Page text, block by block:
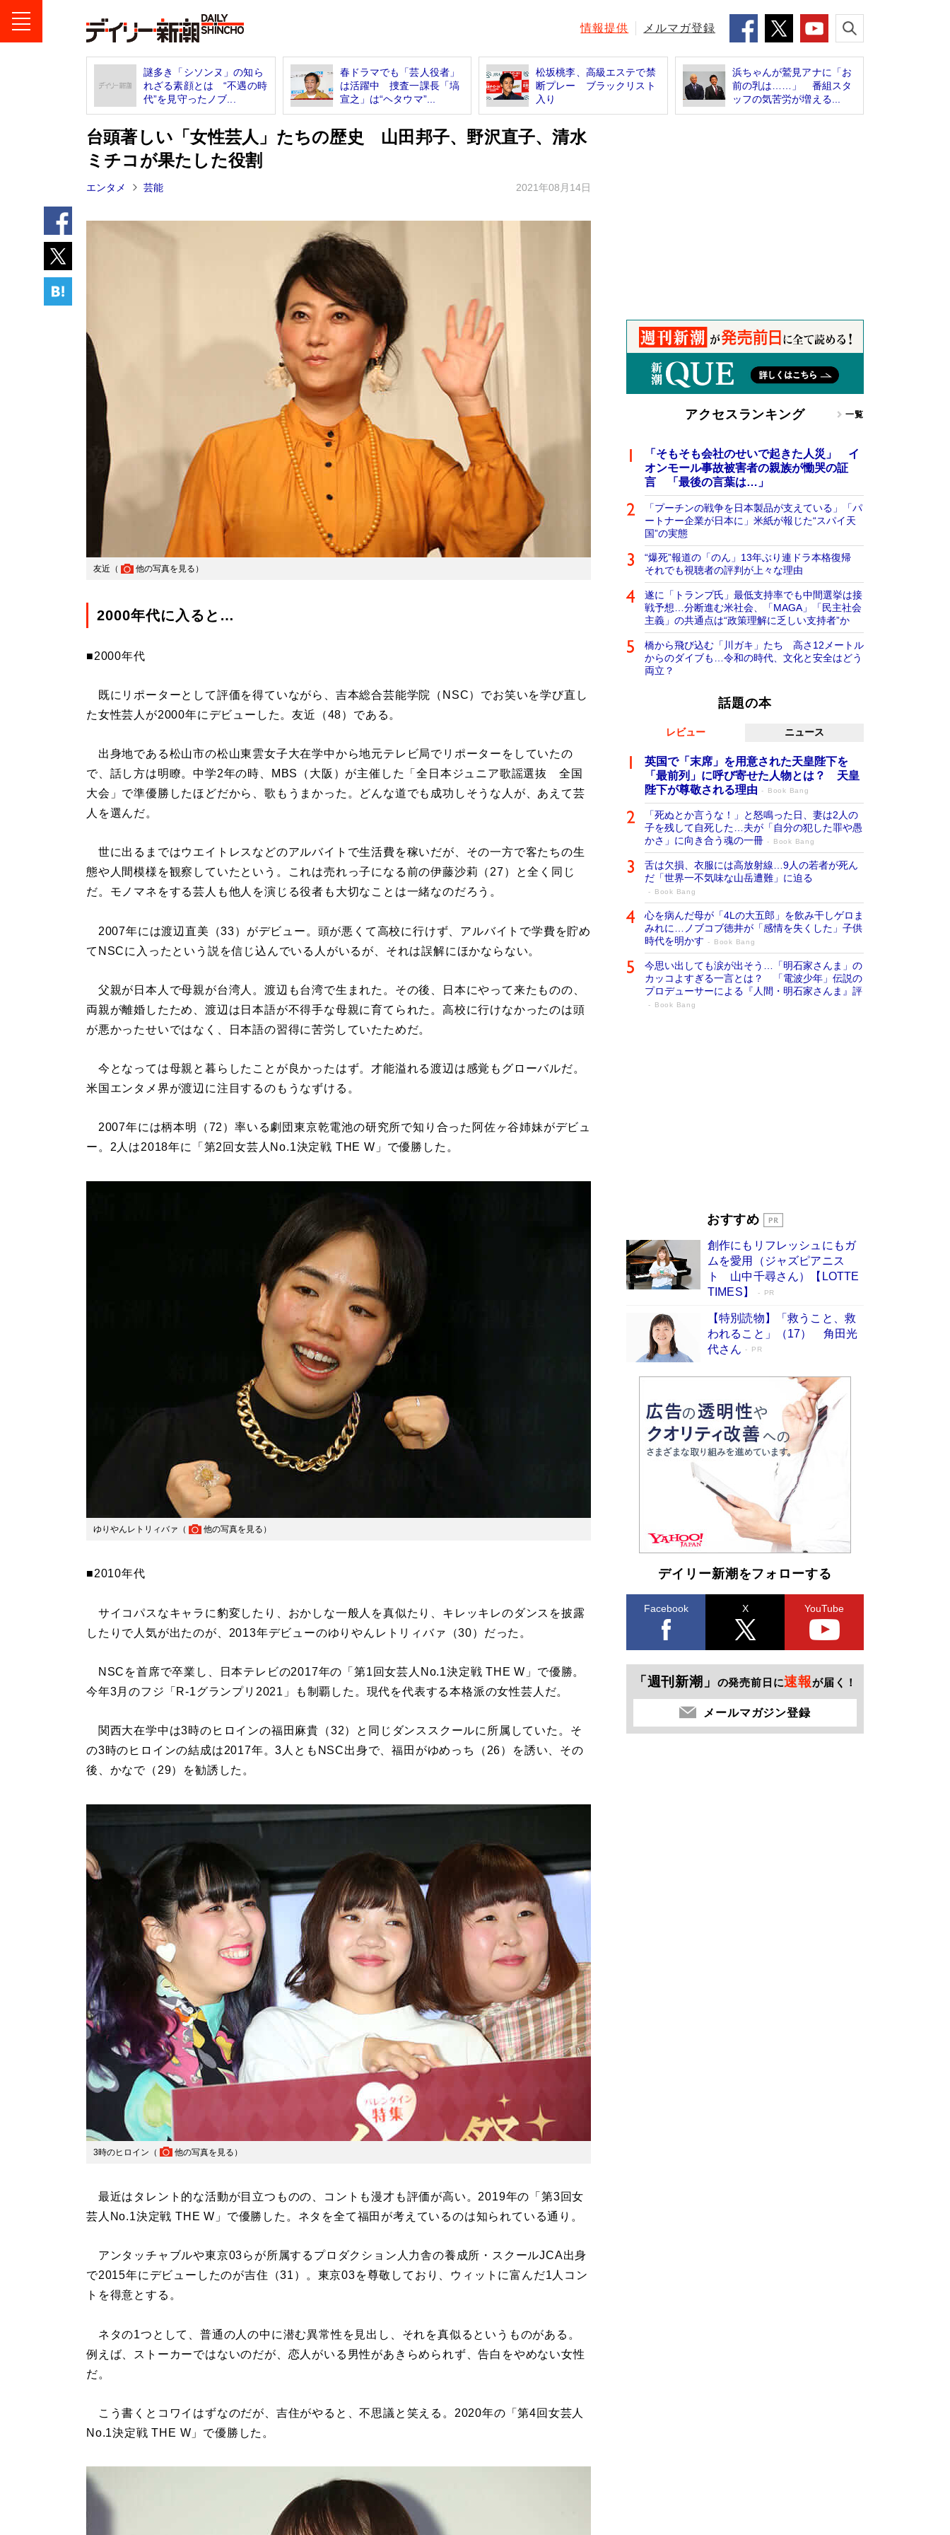
情報提供 メルマガ登録
謎多き「シソンヌ」の知ら
れざる素顔とは “不遇の時
代”を見守ったノブ...
春ドラマでも「芸人役者」
は活躍中 捜査一課長「塙
宣之」は“ヘタウマ”...
松坂桃李、高級エステで禁
断プレー ブラックリスト
入り
浜ちゃんが鷲見アナに「お
前の乳は……」 番組スタ
ッフの気苦労が増える...
台頭著しい「女性芸人」たちの歴史 山田邦子、野沢直子、清水
ミチコが果たした役割
エンタメ 芸能 2021年08月14日
友近（ 他の写真を見る ）
2000年代に入ると…
■2000年代
既にリポーターとして評価を得ていながら、吉本総合芸能学院（NSC）でお笑いを学び直し
た女性芸人が2000年にデビューした。友近（48）である。
出身地である松山市の松山東雲女子大在学中から地元テレビ局でリポーターをしていたの
で、話し方は明瞭。中学2年の時、MBS（大阪）が主催した「全日本ジュニア歌謡選抜 全国
大会」で準優勝したほどだから、歌もうまかった。どんな道でも成功しそうな人が、あえて芸
人を選んだ。
世に出るまではウエイトレスなどのアルバイトで生活費を稼いだが、その一方で客たちの生
態や人間模様を観察していたという。これは売れっ子になる前の伊藤沙莉（27）と全く同じ
だ。モノマネをする芸人も他人を演じる役者も大切なことは一緒なのだろう。
2007年には渡辺直美（33）がデビュー。頭が悪くて高校に行けず、アルバイトで学費を貯め
てNSCに入ったという説を信じ込んでいる人がいるが、それは誤解にほかならない。
父親が日本人で母親が台湾人。渡辺も台湾で生まれた。その後、日本にやって来たものの、
両親が離婚したため、渡辺は日本語が不得手な母親に育てられた。高校に行けなかったのは頭
が悪かったせいではなく、日本語の習得に苦労していたためだ。
今となっては母親と暮らしたことが良かったはず。才能溢れる渡辺は感覚もグローバルだ。
米国エンタメ界が渡辺に注目するのもうなずける。
2007年には柄本明（72）率いる劇団東京乾電池の研究所で知り合った阿佐ヶ谷姉妹がデビュ
ー。2人は2018年に「第2回女芸人No.1決定戦 THE W」で優勝した。
ゆりやんレトリィバァ（ 他の写真を見る ）
■2010年代
サイコパスなキャラに豹変したり、おかしな一般人を真似たり、キレッキレのダンスを披露
したりで人気が出たのが、2013年デビューのゆりやんレトリィバァ（30）だった。
NSCを首席で卒業し、日本テレビの2017年の「第1回女芸人No.1決定戦 THE W」で優勝。
今年3月のフジ「R-1グランプリ2021」も制覇した。現代を代表する本格派の女性芸人だ。
関西大在学中は3時のヒロインの福田麻貴（32）と同じダンススクールに所属していた。そ
の3時のヒロインの結成は2017年。3人ともNSC出身で、福田がゆめっち（26）を誘い、その
後、かなで（29）を勧誘した。
3時のヒロイン（ 他の写真を見る ）
最近はタレント的な活動が目立つものの、コントも漫才も評価が高い。2019年の「第3回女
芸人No.1決定戦 THE W」で優勝した。ネタを全て福田が考えているのは知られている通り。
アンタッチャブルや東京03らが所属するプロダクション人力舎の養成所・スクールJCA出身
で2015年にデビューしたのが吉住（31）。東京03を尊敬しており、ウィットに富んだ1人コン
トを得意とする。
ネタの1つとして、普通の人の中に潜む異常性を見出し、それを真似るというものがある。
例えば、ストーカーではないのだが、恋人がいる男性があきらめられず、告白をやめない女性
だ。
こう書くとコワイはずなのだが、吉住がやると、不思議と笑える。2020年の「第4回女芸人
No.1決定戦 THE W」で優勝した。
アクセスランキング 一覧
「そもそも会社のせいで起きた人災」 イ
オンモール事故被害者の親族が慟哭の証
言 「最後の言葉は…」
「プーチンの戦争を日本製品が支えている」「パ
ートナー企業が日本に」米紙が報じた“スパイ天
国”の実態
“爆死”報道の「のん」13年ぶり連ドラ本格復帰
それでも視聴者の評判が上々な理由
遂に「トランプ氏」最低支持率でも中間選挙は接
戦予想…分断進む米社会、「MAGA」「民主社会
主義」の共通点は“政策理解に乏しい支持者”か
橋から飛び込む「川ガキ」たち 高さ12メートル
からのダイブも…令和の時代、文化と安全はどう
両立？
話題の本
レビュー ニュース
英国で「末席」を用意された天皇陛下を
「最前列」に呼び寄せた人物とは？ 天皇
陛下が尊敬される理由
Book Bang
「死ぬとか言うな！」と怒鳴った日、妻は2人の
子を残して自死した…夫が「自分の犯した罪や愚
かさ」に向き合う魂の一冊
Book Bang
舌は欠損、衣服には高放射線…9人の若者が死ん
だ「世界一不気味な山岳遭難」に迫る
Book Bang
心を病んだ母が「4Lの大五郎」を飲み干しゲロま
みれに…ノブコブ徳井が「感情を失くした」子供
時代を明かす
Book Bang
今思い出しても涙が出そう…「明石家さんま」の
カッコよすぎる一言とは？ 「電波少年」伝説の
プロデューサーによる『人間・明石家さんま』評
Book Bang
開発への関心を押し上げた18年の物語に幕 特装
Book Bang
「不意に涙が出そうに…」高嶋政伸が明かし
た“13歳の娘を暴行する役”への葛藤 インティマ
シーコーディネーターに支えられたNHK『大奥』
おすすめ
創作にもリフレッシュにもガ
ムを愛用（ジャズピアニス
ト 山中千尋さん）【LOTTE
TIMES】
PR
【特別読物】「救うこと、救
われること」（17） 角田光
代さん
PR
デイリー新潮をフォローする
Facebook X YouTube
「週刊新潮」 の発売前日に速報が届く！
メールマガジン登録